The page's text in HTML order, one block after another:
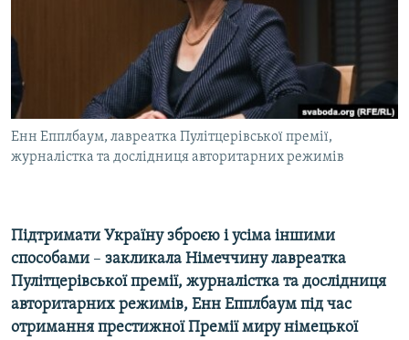
РУС
УКР
КТАТ
Усі сайти RFE/RL
Енн Епплбаум, лавреатка Пулітцерівської премії,
журналістка та дослідниця авторитарних режимів
Підтримати Україну зброєю і усіма іншими
способами – закликала Німеччину лавреатка
Пулітцерівської премії, журналістка та дослідниця
авторитарних режимів, Енн Епплбаум під час
отримання престижної Премії миру німецької